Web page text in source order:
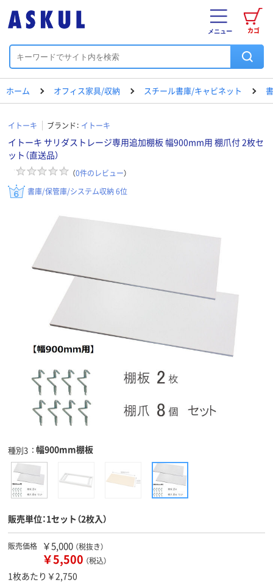
カゴ
メニュー
ホーム オフィス家具/収納 スチール書庫/キャビネット
イトーキ ブランド： イトーキ
イトーキ サリダストレージ専用追加棚板 幅900mm用 棚爪付 2枚セ
ット（直送品）
（0件のレビュー）
書庫/保管庫/システム収納 6位
種別3 幅900mm棚板
販売単位：1セット（2枚入）
販売価格 ￥5,000 （税抜き）
￥5,500 （税込）
1枚あたり￥2,750